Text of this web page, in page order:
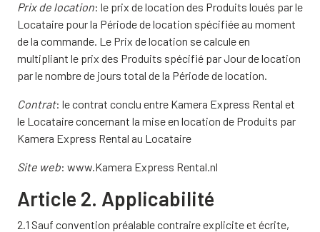
Prix de location: le prix de location des Produits loués par le
Locataire pour la Période de location spécifiée au moment
de la commande. Le Prix de location se calcule en
multipliant le prix des Produits spécifié par Jour de location
par le nombre de jours total de la Période de location.
Contrat: le contrat conclu entre Kamera Express Rental et
le Locataire concernant la mise en location de Produits par
Kamera Express Rental au Locataire
Site web: www.Kamera Express Rental.nl
Article 2. Applicabilité
2.1 Sauf convention préalable contraire explicite et écrite,